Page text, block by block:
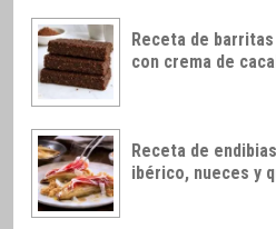
Receta de
con crema de
Receta de
ibérico, nueces y